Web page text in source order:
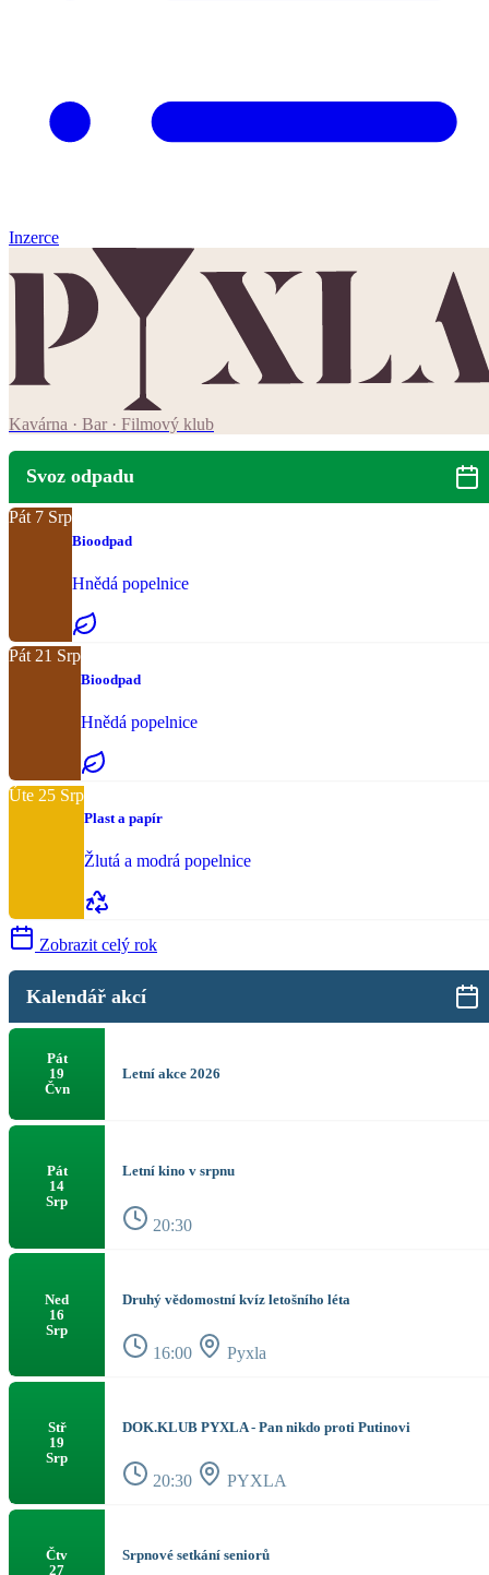
Inzerce
Kavárna · Bar · Filmový klub
Svoz odpadu
Pát 7 Srp
Bioodpad
Hnědá popelnice
Pát 21 Srp
Bioodpad
Hnědá popelnice
Úte 25 Srp
Plast a papír
Žlutá a modrá popelnice
Zobrazit celý rok
Kalendář akcí
Pát
19
Čvn
Letní akce 2026
Pát
14
Srp
Letní kino v srpnu
20:30
Ned
16
Srp
Druhý vědomostní kvíz letošního léta
16:00 Pyxla
Stř
19
Srp
DOK.KLUB PYXLA - Pan nikdo proti Putinovi
20:30 PYXLA
Čtv
27
Srpnové setkání seniorů